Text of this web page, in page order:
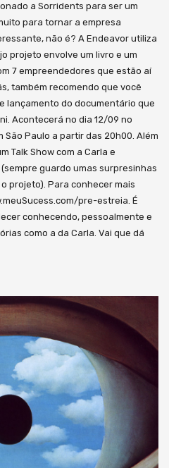
a Sorridents para ser um
para tornar a empresa
não é? A Endeavor utiliza
projeto envolve um livro e um
7 empreendedores que estão aí
também recomendo que você
lançamento do documentário que
Acontecerá no dia 12/09 no
São Paulo a partir das 20h00. Além
Talk Show com a Carla e
guardo umas surpresinhas
projeto). Para conhecer mais
pre-estreia. É
conhecendo, pessoalmente e
como a da Carla. Vai que dá